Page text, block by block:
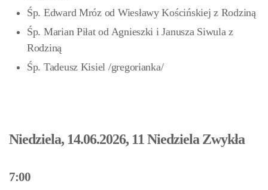
Śp. Edward Mróz od Wiesławy Kościńskiej z Rodziną
Śp. Marian Piłat od Agnieszki i Janusza Siwula z
Rodziną
Śp. Tadeusz Kisiel /gregorianka/
Niedziela, 14.06.2026, 11 Niedziela Zwykła
7:00